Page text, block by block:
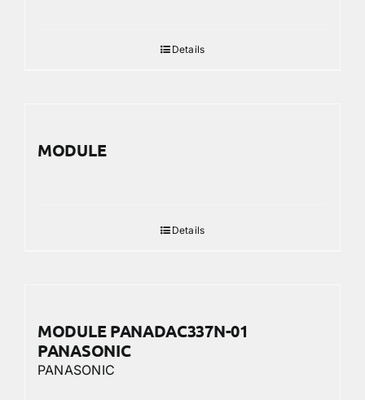
Details
MODULE
Details
MODULE PANADAC337N-01
PANASONIC
PANASONIC